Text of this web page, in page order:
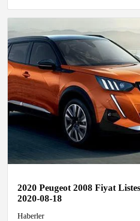
2020 Peugeot 2008 Fiyat
2020-08-18
Haberler